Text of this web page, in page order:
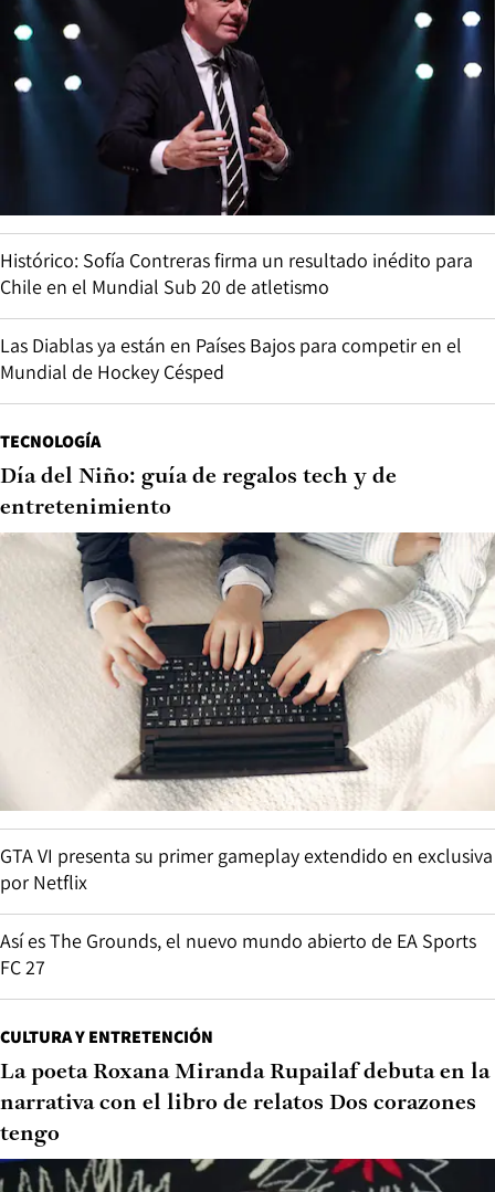
Histórico: Sofía Contreras firma un resultado inédito para
Chile en el Mundial Sub 20 de atletismo
Las Diablas ya están en Países Bajos para competir en el
Mundial de Hockey Césped
TECNOLOGÍA
Día del Niño: guía de regalos tech y de
entretenimiento
GTA VI presenta su primer gameplay extendido en exclusiva
por Netflix
Así es The Grounds, el nuevo mundo abierto de EA Sports
FC 27
CULTURA Y ENTRETENCIÓN
La poeta Roxana Miranda Rupailaf debuta en la
narrativa con el libro de relatos Dos corazones
tengo